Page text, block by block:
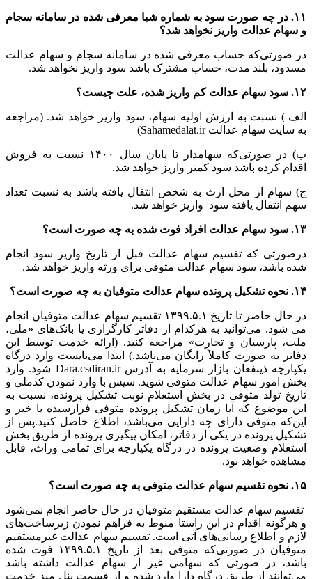
۱۱. در چه صورت سود به شماره شبا معرفی شده در سامانه سجام
و سهام عدالت واریز نخواهد شد؟
در صورتی‌که حساب معرفی شده در سامانه سجام و سهام عدالت
مسدود، بلند مدت، حساب مشترک باشد سود واریز نخواهد شد.
۱۲. سود سهام عدالت کم واریز شده، علت چیست؟
الف ) نسبت به ارزش اولیه سهام، سود واریز خواهد شد. (مراجعه
به سایت سهام عدالت Sahamedalat.ir)
ب) در صورتی‌که سهامدار تا پایان سال ۱۴۰۰ نسبت به فروش
اقدام کرده باشد سود کمتر واریز خواهد شد.
ج) سهام از محل ارث به شخص انتقال یافته باشد به نسبت تعداد
سهم انتقال یافته سود واریز خواهد شد.
۱۳. سود سهام عدالت افراد فوت شده به چه صورت است؟
درصورتی که تقسیم سهام عدالت قبل از تاریخ واریز سود انجام
شده باشد، سود سهام عدالت متوفی برای ورثه واریز خواهد شد.
۱۴. نحوه تشکیل پرونده سهام عدالت متوفیان به چه صورت است؟
در حال حاضر تا تاریخ ۱۳۹۹.۵.۱ تقسیم سهام عدالت متوفیان انجام
می شود. می‌توانید به هرکدام از دفاتر کارگزاری یا بانک‌های «ملی،
ملت، پارسیان و تجارت» مراجعه کنید. (ارائه خدمت توسط این
دفاتر به صورت کاملاً رایگان می‌باشد.) ابتدا می‌بایست وارد درگاه
یکپارچه ذینفعان بازار سرمایه به آدرس Dara.csdiran.ir شود. وارد
بخش امور سهام عدالت متوفی شوید. سپس با وارد نمودن کدملی و
تاریخ تولد متوفی در بخش استعلام نوبت تشکیل پرونده، نسبت به
این موضوع که آیا زمان تشکیل پرونده متوفی فرارسیده یا خیر و
این‌که متوفی دارای چه دارایی می‌باشد، اطلاع حاصل کنید.پس از
تشکیل پرونده در یکی از دفاتر، امکان پیگیری پرونده از طریق بخش
استعلام وضعیت پرونده در درگاه یکپارچه برای تمامی وراث، قابل
مشاهده خواهد بود.
۱۵. نحوه تقسیم سهام عدالت متوفی به چه صورت است؟
تقسیم سهام عدالت مستقیم متوفیان در حال حاضر انجام نمی‌شود
و هرگونه اقدام در این راستا منوط به فراهم نمودن زیرساخت‌های
لازم و اطلاع رسانی‌های آتی است. تقسیم سهام عدالت غیرمستقیم
متوفیان در صورتی‌که متوفی بعد از تاریخ ۱۳۹۹.۵.۱ فوت شده
باشد، در صورتی که سهامی غیر از سهام عدالت داشته باشد
می‌توانند از طریق درگاه دارا وارد شده و از قسمت پنل میز خدمت